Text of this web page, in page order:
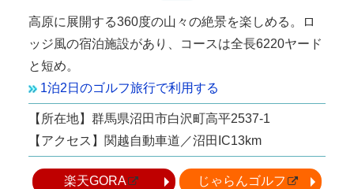
高原に展開する360度の山々の絶景を楽しめる。ロ
ッジ風の宿泊施設があり、コースは全長6220ヤード
と短め。
1泊2日のゴルフ旅行で利用する
【所在地】群馬県沼田市白沢町高平2537-1
【アクセス】関越自動車道／沼田IC13km
楽天GORA じゃらんゴルフ